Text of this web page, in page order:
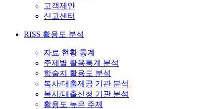
고객제안
신고센터
RISS 활용도 분석
자료 현황 통계
주제별 활용통계 분석
학술지 활용도 분석
복사/대출제공 기관 분석
복사/대출신청 기관 분석
활용도 높은 주제